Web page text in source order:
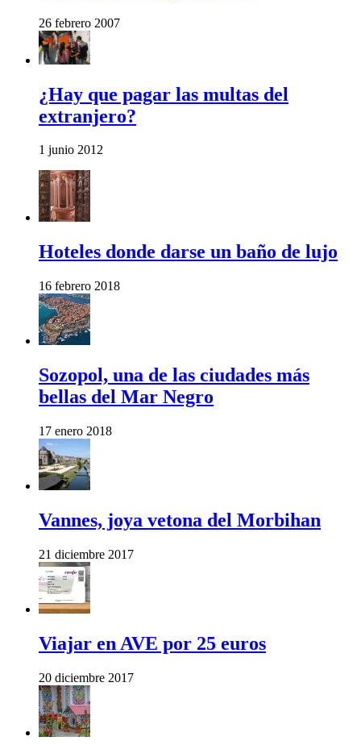
26 febrero 2007
¿Hay que pagar las multas del
extranjero?
1 junio 2012
Hoteles donde darse un baño de lujo
16 febrero 2018
Sozopol, una de las ciudades más
bellas del Mar Negro
17 enero 2018
Vannes, joya vetona del Morbihan
21 diciembre 2017
Viajar en AVE por 25 euros
20 diciembre 2017